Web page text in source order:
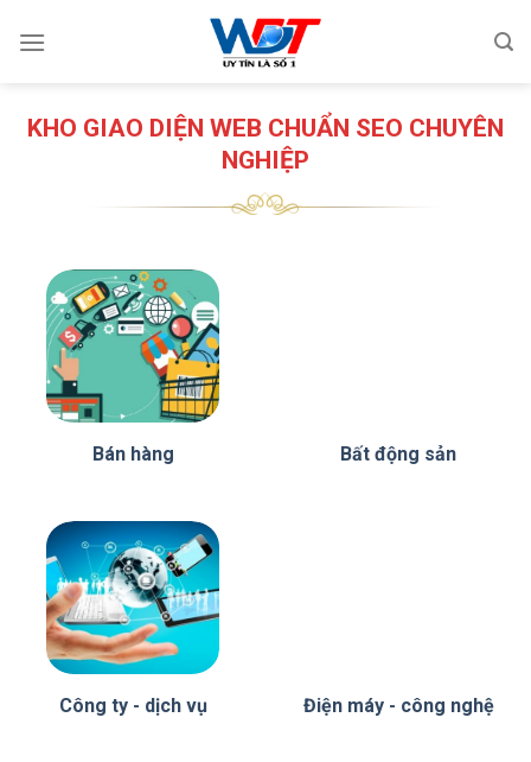
KHO GIAO DIỆN WEB CHUẨN SEO CHUYÊN
NGHIỆP
Bán hàng Bất động sản
Công ty - dịch vụ Điện máy - công nghệ